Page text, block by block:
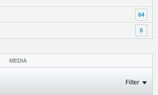
64
0
MEDIA
Filter